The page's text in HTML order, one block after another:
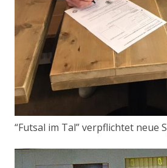
“Futsal im Tal” verpflichtet neue